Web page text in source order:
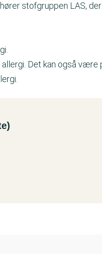
stofgruppen LAS,
Det kan også være